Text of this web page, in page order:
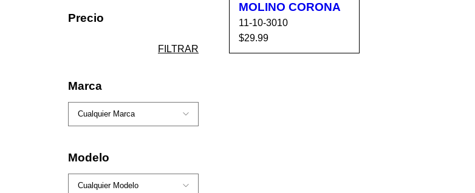
Precio
FILTRAR
Marca
Modelo
MOLINO CORONA
11-10-3010
$29.99
AÑADIR AL C
VISTA